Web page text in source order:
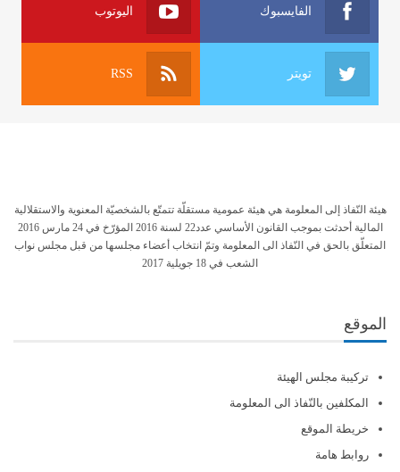
الفايسبوك اليوتوب
تويتر RSS
هيئة النّفاذ إلى المعلومة هي هيئة عمومية مستقلّة تتمتّع بالشخصيّة المعنوية والاستقلالية
المالية أحدثت بموجب القانون الأساسي عدد22 لسنة 2016 المؤرّخ في 24 مارس 2016
المتعلّق بالحق في النّفاذ الى المعلومة وتمّ انتخاب أعضاء مجلسها من قبل مجلس نواب
الشعب في 18 جويلية 2017
الموقع
تركيبة مجلس الهيئة
المكلفين بالنّفاذ الى المعلومة
خريطة الموقع
روابط هامة